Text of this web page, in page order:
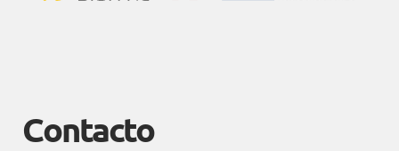
Contacto